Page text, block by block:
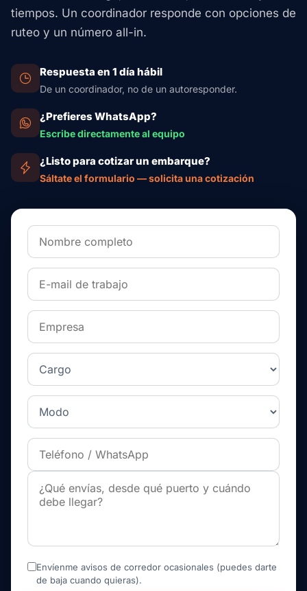
tiempos. Un coordinador responde con opciones de
ruteo y un número all-in.
Respuesta en 1 día hábil
De un coordinador, no de un autoresponder.
¿Prefieres WhatsApp?
Escribe directamente al equipo
¿Listo para cotizar un embarque?
Sáltate el formulario — solicita una cotización
Envíenme avisos de corredor ocasionales (puedes darte
de baja cuando quieras).